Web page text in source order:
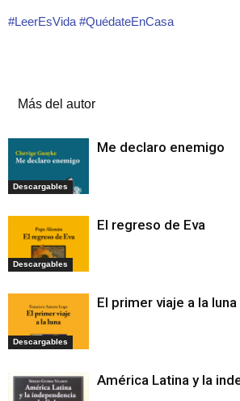
#LeerEsVida #QuédateEnCasa
Más del autor
Descargables
Me declaro enemigo
Descargables
El regreso de Eva
Descargables
El primer viaje a la luna
América Latina y la